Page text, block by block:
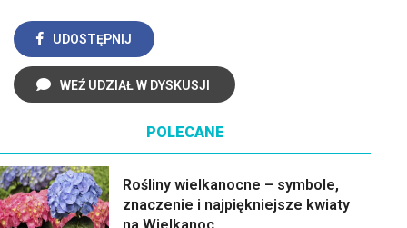
UDOSTĘPNIJ
WEŹ UDZIAŁ W DYSKUSJI
POLECANE
Rośliny wielkanocne – symbole,
znaczenie i najpiękniejsze kwiaty